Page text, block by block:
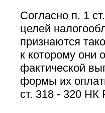
Согласно п. 1
целей
признаются
к которому они
фактической
формы их
ст. 318 - 320 НК